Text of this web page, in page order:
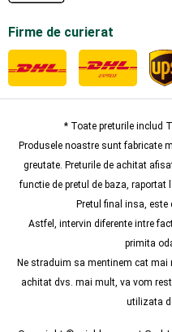
Firme de curierat
* Toate preturile includ
Produsele noastre sunt fabricate
greutate. Preturile de achitat
functie de pretul de baza,
Pretul final insa,
Astfel, intervin diferente intre
primita
Ne straduim sa mentinem cat mai
achitat dvs. mai mult, va vom
utilizata